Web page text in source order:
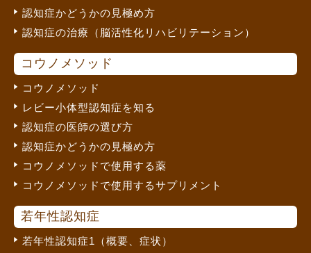
認知症かどうかの見極め方
認知症の治療（脳活性化リハビリテーション）
コウノメソッド
コウノメソッド
レビー小体型認知症を知る
認知症の医師の選び方
認知症かどうかの見極め方
コウノメソッドで使用する薬
コウノメソッドで使用するサプリメント
若年性認知症
若年性認知症1（概要、症状）